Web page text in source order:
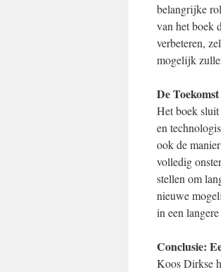
belangrijke
van het boek
verbeteren,
mogelijk
De
Het boek
en
ook de
volledig
stellen om
nieuwe
in een
Conclusie:
Koos Dirkse